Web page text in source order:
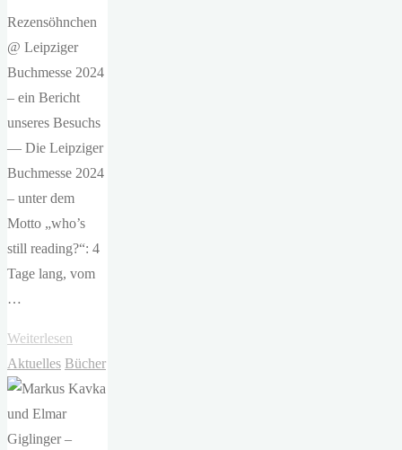
Rezensöhnchen
@ Leipziger
Buchmesse 2024
– ein Bericht
unseres Besuchs
— Die Leipziger
Buchmesse 2024
– unter dem
Motto „who’s
still reading?“: 4
Tage lang, vom
…
Weiterlesen
Buchmesse
2024"
Aktuelles Bücher